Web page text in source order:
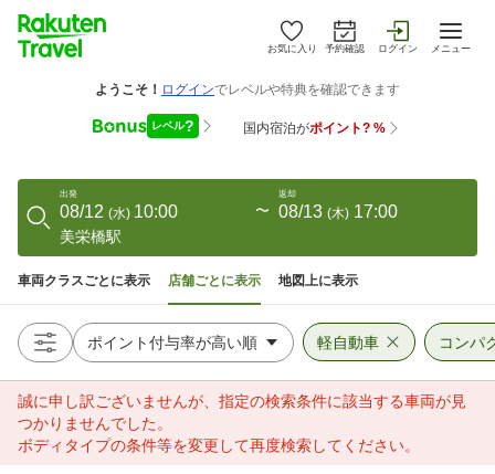
お気に入り 予約確認 ログイン メニュー
出発
08/12 (水) 10:00 〜
返却
08/13 (木) 17:00
美栄橋駅
車両クラスごとに表示 店舗ごとに表示 地図上に表示
軽自動車 コンパ
誠に申し訳ございませんが、指定の検索条件に該当する車両が見
つかりませんでした。
ボディタイプの条件等を変更して再度検索してください。